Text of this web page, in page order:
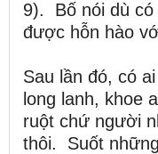
9). Bố nói dù có
được hỗn hào
Sau lần đó, có
long lanh, khoe
ruột chứ người
thôi. Suốt